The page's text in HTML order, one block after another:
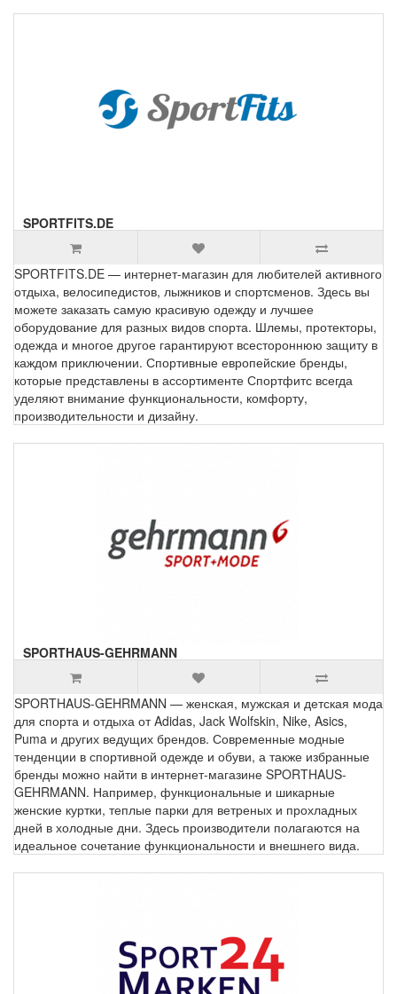
SPORTFITS.DE
SPORTFITS.DE — интернет-магазин для любителей активного
отдыха, велосипедистов, лыжников и спортсменов. Здесь вы
можете заказать самую красивую одежду и лучшее
оборудование для разных видов спорта. Шлемы, протекторы,
одежда и многое другое гарантируют всестороннюю защиту в
каждом приключении. Спортивные европейские бренды,
которые представлены в ассортименте Спортфитс всегда
уделяют внимание функциональности, комфорту,
производительности и дизайну.
SPORTHAUS-GEHRMANN
SPORTHAUS-GEHRMANN — женская, мужская и детская мода
для спорта и отдыха от Adidas, Jack Wolfskin, Nike, Asics,
Puma и других ведущих брендов. Современные модные
тенденции в спортивной одежде и обуви, а также избранные
бренды можно найти в интернет-магазине SPORTHAUS-
GEHRMANN. Например, функциональные и шикарные
женские куртки, теплые парки для ветреных и прохладных
дней в холодные дни. Здесь производители полагаются на
идеальное сочетание функциональности и внешнего вида.